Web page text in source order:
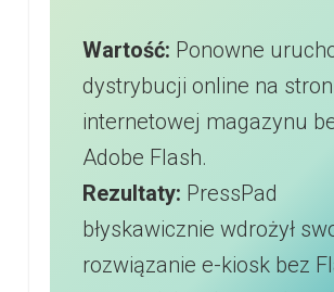
Wartość: Ponowne
dystrybucji online na
internetowej magazynu
Adobe Flash.
Rezultaty: PressPad
błyskawicznie wdrożył
rozwiązanie e-kiosk bez